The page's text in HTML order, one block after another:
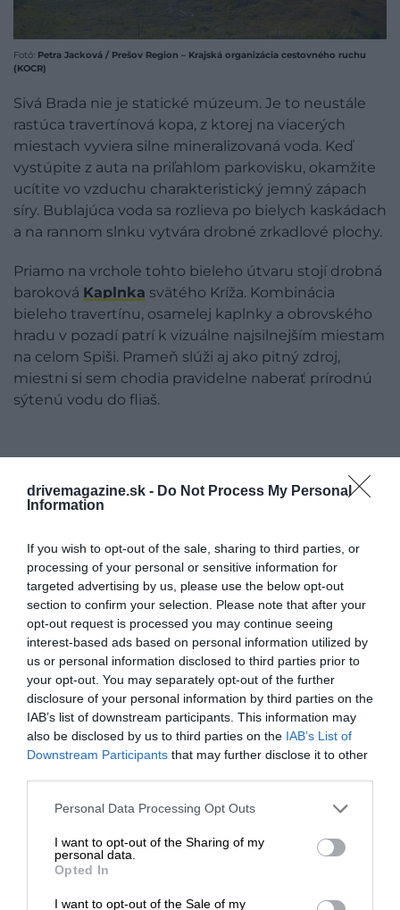
drivemagazine.sk - Do Not Process My Personal
Information
If you wish to opt-out of the sale, sharing to third parties, or
processing of your personal or sensitive information for
targeted advertising by us, please use the below opt-out
section to confirm your selection. Please note that after your
opt-out request is processed you may continue seeing
interest-based ads based on personal information utilized by
us or personal information disclosed to third parties prior to
your opt-out. You may separately opt-out of the further
disclosure of your personal information by third parties on the
IAB’s list of downstream participants. This information may
also be disclosed by us to third parties on the IAB’s List of
Downstream Participants that may further disclose it to other
Please note that this website/app uses one or more Google
not limited to your visit or usage behaviour. You may click to
grant or deny consent to Google and its third-party tags to
use your data for below specified purposes in below Google
consent section.
Personal Data Processing Opt Outs
I want to opt-out of the Sharing of my
personal data.
Opted In
I want to opt-out of the Sale of my
Fotó: Petra Jacková / Prešov Region – Krajská organizácia cestovného ruchu
(KOCR)
Sivá Brada nie je statické múzeum. Je to neustále
rastúca travertínová kopa, z ktorej na viacerých
miestach vyviera silne mineralizovaná voda. Keď
vystúpite z auta na priľahlom parkovisku, okamžite
ucítite vo vzduchu charakteristický jemný zápach
síry. Bublajúca voda sa rozlieva po bielych kaskádach
a na rannom slnku vytvára drobné zrkadlové plochy.
Priamo na vrchole tohto bieleho útvaru stojí drobná
baroková Kaplnka svätého Kríža. Kombinácia
bieleho travertínu, osamelej kaplnky a obrovského
hradu v pozadí patrí k vizuálne najsilnejším miestam
na celom Spiši. Prameň slúži aj ako pitný zdroj,
miestni si sem chodia pravidelne naberať prírodnú
sýtenú vodu do fliaš.